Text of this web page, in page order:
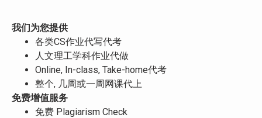
我们为您提供
各类CS作业代写代考
人文理工学科作业代做
Online, In-class, Take-home代考
整个, 几周或一周网课代上
免费增值服务
免费 Plagiarism Check